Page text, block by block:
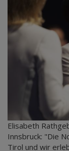
Elisabeth
Innsbruck: "Die
Tirol und wir